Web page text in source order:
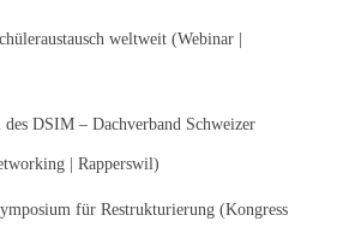
weltweit (Webinar |
DSIM – Dachverband Schweizer
| Rapperswil)
für Restrukturierung (Kongress